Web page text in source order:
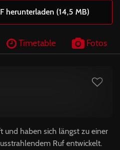
herunterladen (14,5 MB)
Timetable Fotos
und haben sich längst zu einer
Ruf entwickelt.